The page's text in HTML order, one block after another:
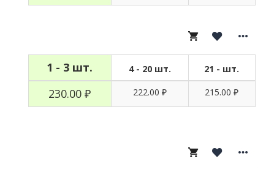
1 - 3 шт. 4 - 20 шт. 21 - шт.
230.00 ₽ 222.00 ₽ 215.00 ₽